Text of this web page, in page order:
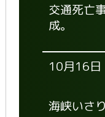
交通死亡
成。
10月16日
海峡いさ